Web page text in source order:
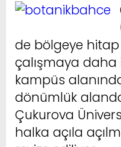
de bölgeye hitap
çalışmaya daha
kampüs
dönümlük
Çukurova
halka açıla